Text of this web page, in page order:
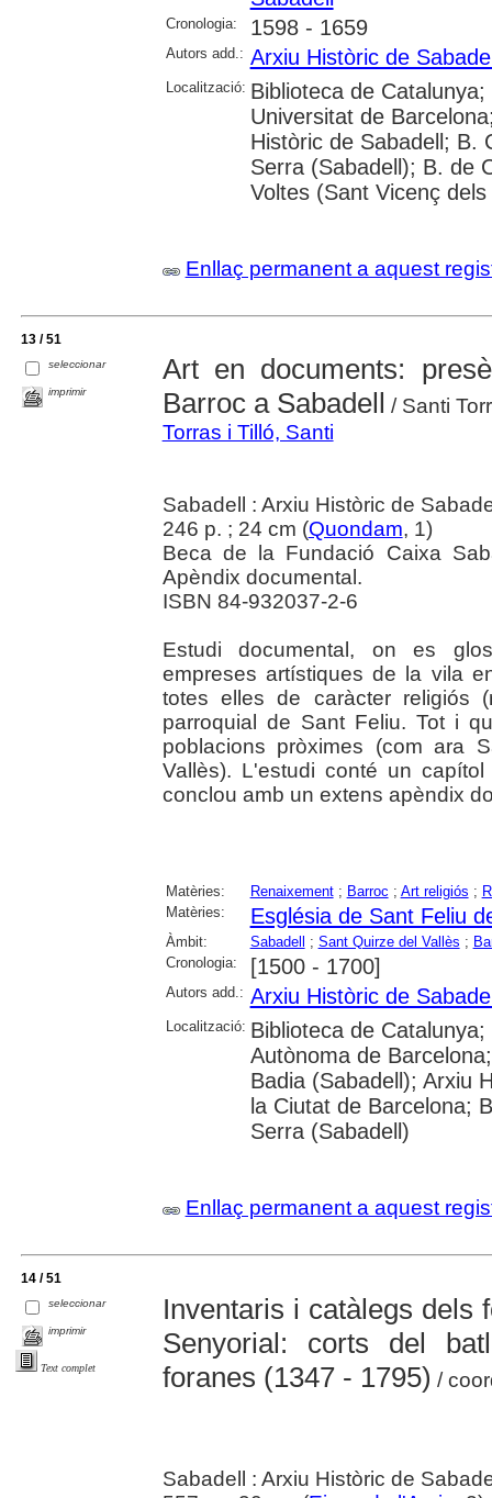
Cronologia: 1598 - 1659
Autors add.: Arxiu Històric de
Localització: Biblioteca de
Universitat de
Històric de Sabadell; B.
Serra (Sabadell); B. de
Voltes (Sant Vicenç
Enllaç permanent a aquest
13 / 51
seleccionar
imprimir
Art en documents:
Barroc a Sabadell / Santi
Torras i Tilló, Santi
Sabadell : Arxiu Històric de
246 p. ; 24 cm (Quondam, 1)
Beca de la Fundació Caixa
Apèndix documental.
ISBN 84-932037-2-6
Estudi documental, on es
empreses artístiques de la vila
totes elles de caràcter religiós
parroquial de Sant Feliu. Tot i
poblacions pròximes (com ara
Vallès). L'estudi conté un
conclou amb un extens apèndix
Matèries: Renaixement; Barroc ; Art religiós ;
Matèries:
Església de Sant Feliu
Àmbit: Sabadell ; Sant Quirze del Vallès ;
Cronologia:
[1500 - 1700]
Autors add.: Arxiu Històric de
Localització: Biblioteca de
Autònoma de
Badia (Sabadell); Arxiu
la Ciutat de Barcelona;
Serra (Sabadell)
Enllaç permanent a aquest
14 / 51
seleccionar
imprimir
Text complet
Inventaris i catàlegs dels
Senyorial: corts del
foranes (1347 - 1795) /
Sabadell : Arxiu Històric de